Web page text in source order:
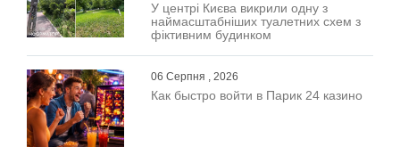
У центрі Києва викрили одну з
наймасштабніших туалетних схем з
фіктивним будинком
06 Серпня , 2026
Как быстро войти в Парик 24 казино